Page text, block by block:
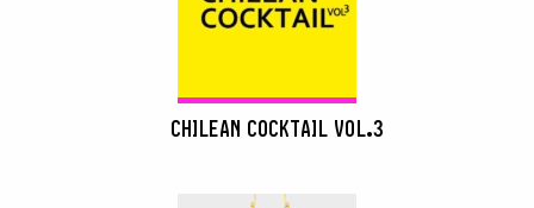
CHILEAN COCKTAIL VOL.3